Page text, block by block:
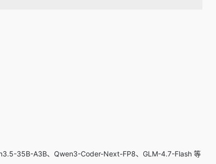
35B-A3B、Qwen3-Coder-Next-FP8、GLM-4.7-Flash 等